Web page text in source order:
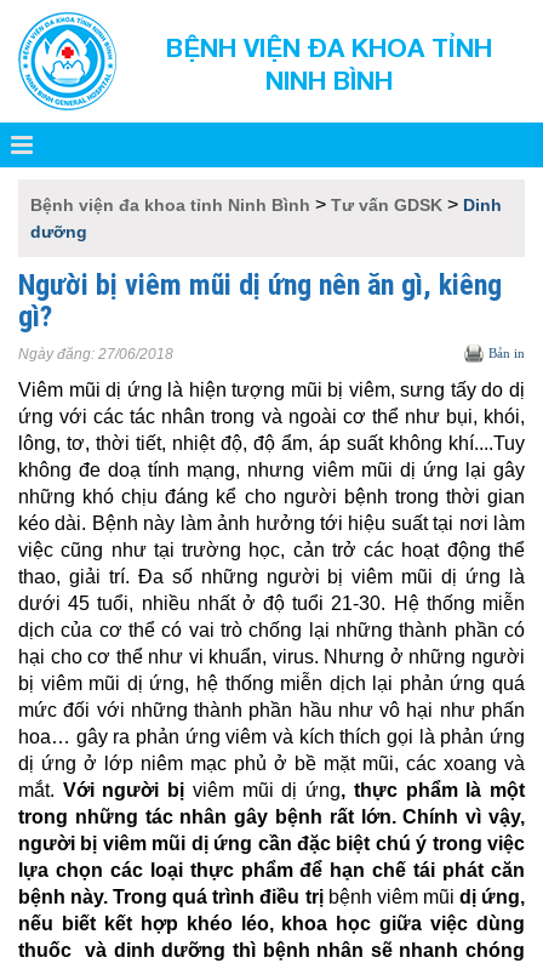
BỆNH VIỆN ĐA KHOA TỈNH
NINH BÌNH
Bệnh viện đa khoa tỉnh Ninh Bình > Tư vấn GDSK > Dinh
dưỡng
Người bị viêm mũi dị ứng nên ăn gì, kiêng
gì?
Ngày đăng: 27/06/2018 Bản in
Viêm mũi dị ứng là hiện tượng mũi bị viêm, sưng tấy do dị
ứng với các tác nhân trong và ngoài cơ thể như bụi, khói,
lông, tơ, thời tiết, nhiệt độ, độ ẩm, áp suất không khí....Tuy
không đe doạ tính mạng, nhưng viêm mũi dị ứng lại gây
những khó chịu đáng kể cho người bệnh trong thời gian
kéo dài. Bệnh này làm ảnh hưởng tới hiệu suất tại nơi làm
việc cũng như tại trường học, cản trở các hoạt động thể
thao, giải trí. Đa số những người bị viêm mũi dị ứng là
dưới 45 tuổi, nhiều nhất ở độ tuổi 21-30. Hệ thống miễn
dịch của cơ thể có vai trò chống lại những thành phần có
hại cho cơ thể như vi khuẩn, virus. Nhưng ở những người
bị viêm mũi dị ứng, hệ thống miễn dịch lại phản ứng quá
mức đối với những thành phần hầu như vô hại như phấn
hoa… gây ra phản ứng viêm và kích thích gọi là phản ứng
dị ứng ở lớp niêm mạc phủ ở bề mặt mũi, các xoang và
mắt. Với người bị viêm mũi dị ứng, thực phẩm là một
trong những tác nhân gây bệnh rất lớn. Chính vì vậy,
người bị viêm mũi dị ứng cần đặc biệt chú ý trong việc
lựa chọn các loại thực phẩm để hạn chế tái phát căn
bệnh này.Trong quá trình điều trị bệnh viêm mũi dị ứng,
nếu biết kết hợp khéo léo, khoa học giữa việc dùng
thuốc và dinh dưỡng thì bệnh nhân sẽ nhanh chóng